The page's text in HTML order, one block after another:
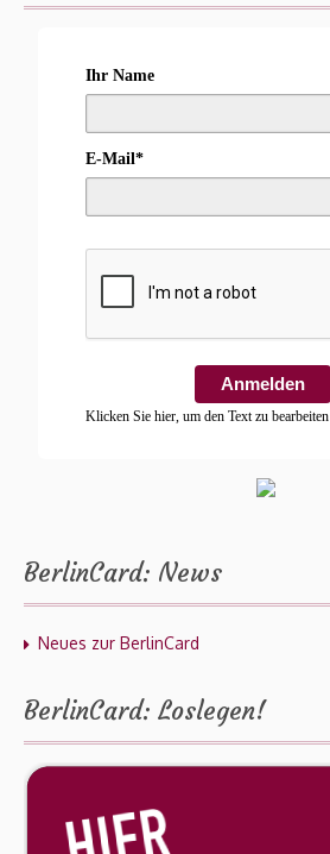
Ihr Name
E-Mail*
Anmelden
Klicken Sie hier, um den Text zu bearbeiten
BerlinCard: News
Neues zur BerlinCard
BerlinCard: Loslegen!